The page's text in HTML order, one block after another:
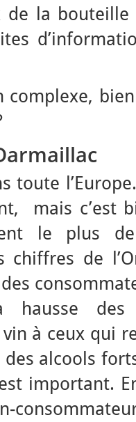
la
complexe,
toute
mais c’est
le plus
chiffres de
hausse
à ceux qui
des alcools
important.